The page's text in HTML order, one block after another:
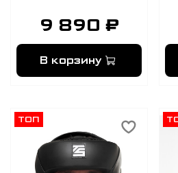
9 890 ₽
В корзину
ТОП